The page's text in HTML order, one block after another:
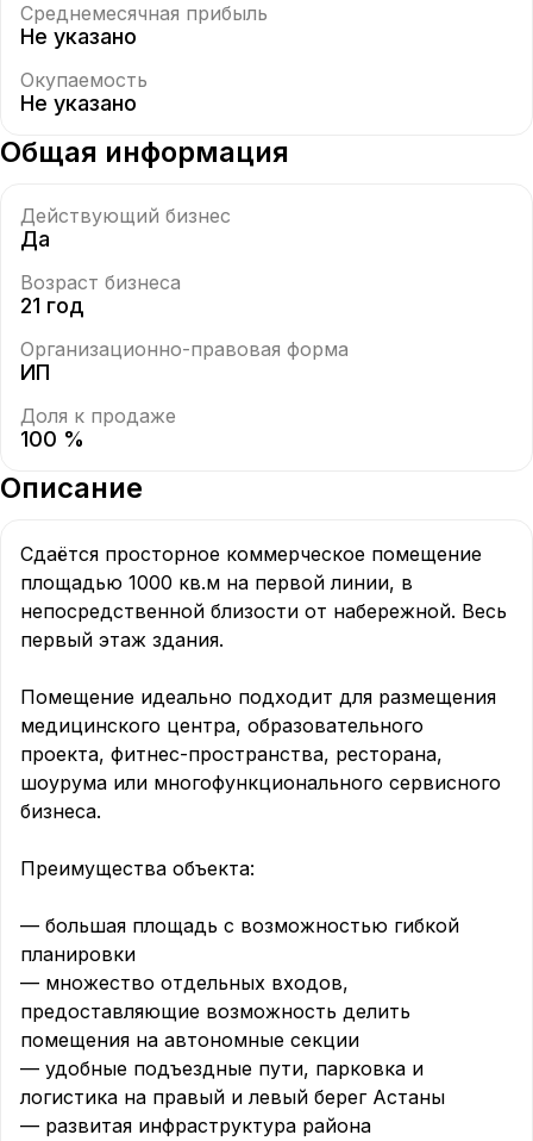
Среднемесячная прибыль
Не указано
Окупаемость
Не указано
Общая информация
Действующий бизнес
Да
Возраст бизнеса
21 год
Организационно-правовая форма
ИП
Доля к продаже
100 %
Описание
Сдаётся просторное коммерческое помещение
площадью 1000 кв.м на первой линии, в
непосредственной близости от набережной. Весь
первый этаж здания.
Помещение идеально подходит для размещения
медицинского центра, образовательного
проекта, фитнес-пространства, ресторана,
шоурума или многофункционального сервисного
бизнеса.
Преимущества объекта:
— большая площадь с возможностью гибкой
планировки
— множество отдельных входов,
предоставляющие возможность делить
помещения на автономные секции
— удобные подъездные пути, парковка и
логистика на правый и левый берег Астаны
— развитая инфраструктура района